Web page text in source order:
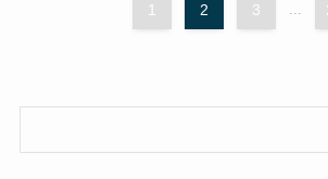
1 2 3 ...